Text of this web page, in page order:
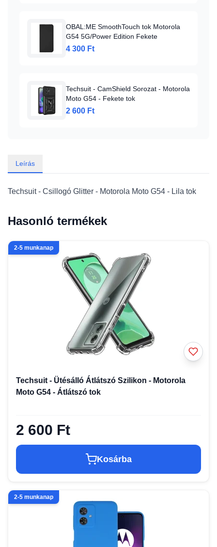
OBAL:ME SmoothTouch tok Motorola
G54 5G/Power Edition Fekete
4 300 Ft
Techsuit - CamShield Sorozat - Motorola
Moto G54 - Fekete tok
2 600 Ft
Leírás
Techsuit - Csillogó Glitter - Motorola Moto G54 - Lila tok
Hasonló termékek
2-5 munkanap
Techsuit - Ütésálló Átlátszó Szilikon - Motorola
Moto G54 - Átlátszó tok
2 600 Ft
Kosárba
2-5 munkanap